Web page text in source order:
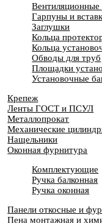
Гарпуны и
Заглушки
Кольца
Кольца
Обводы для труб
Площадки
Установочные
Крепеж
Ленты ГОСТ и ПСУЛ
Металлопрокат
Механические
Нащельники
Оконная фурнитура
Комплектующие
Ручка балконная
Ручка оконная
Панели откосные и
Пена монтажная и